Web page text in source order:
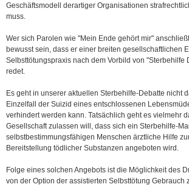
Geschäftsmodell derartiger Organisationen
muss.
Wer sich Parolen wie "Mein Ende gehört mir"
bewusst sein, dass er einer breiten gesellschaftlichen
Selbsttötungspraxis nach dem Vorbild von "Sterbehilfe
redet.
Es geht in unserer aktuellen Sterbehilfe-Debatte nicht
Einzelfall der Suizid eines entschlossenen
verhindert werden kann. Tatsächlich geht es vielmehr
Gesellschaft zulassen will, dass sich ein Sterbehilfe-
selbstbestimmungsfähigen Menschen ärztliche Hilfe
Bereitstellung tödlicher Substanzen angeboten wird.
Folge eines solchen Angebots ist die Möglichkeit des
von der Option der assistierten Selbsttötung Gebrauch